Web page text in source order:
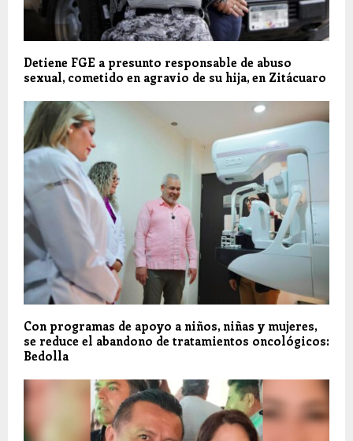
Detiene FGE a presunto responsable de abuso
sexual, cometido en agravio de su hija, en Zitácuaro
Con programas de apoyo a niños, niñas y mujeres,
se reduce el abandono de tratamientos oncológicos:
Bedolla